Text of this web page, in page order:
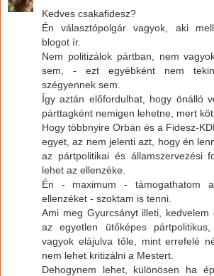
Kedves csakafidesz?
Én választópolgár vagyok, aki
blogot ír.
Nem politizálok pártban, nem
sem, - ezt egyébként nem
szégyennek sem.
Így aztán előfordulhat, hogy önálló
párttagként nemigen lehetne, mert
Hogy többnyire Orbán és a Fidesz-
egyet, az nem jelenti azt, hogy én
az pártpolitikai és államszervezési
lehet az ellenzéke.
Én - maximum - támogathatom
ellenzéket - szoktam is tenni.
Ami meg Gyurcsányt illeti,
az egyetlen ütőképes
vagyok elájulva tőle, mint errefelé
nem lehet kritizálni a Mestert.
Dehogynem lehet, különösen ha